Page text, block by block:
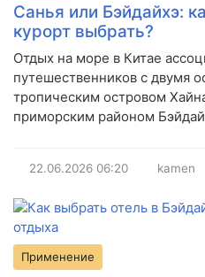
Санья или Бэйдайхэ:
курорт выбрать?
Отдых на море в Китае
путешественников с двумя
тропическим островом
приморским районом
22.06.2026 06:20 kamen
Применение